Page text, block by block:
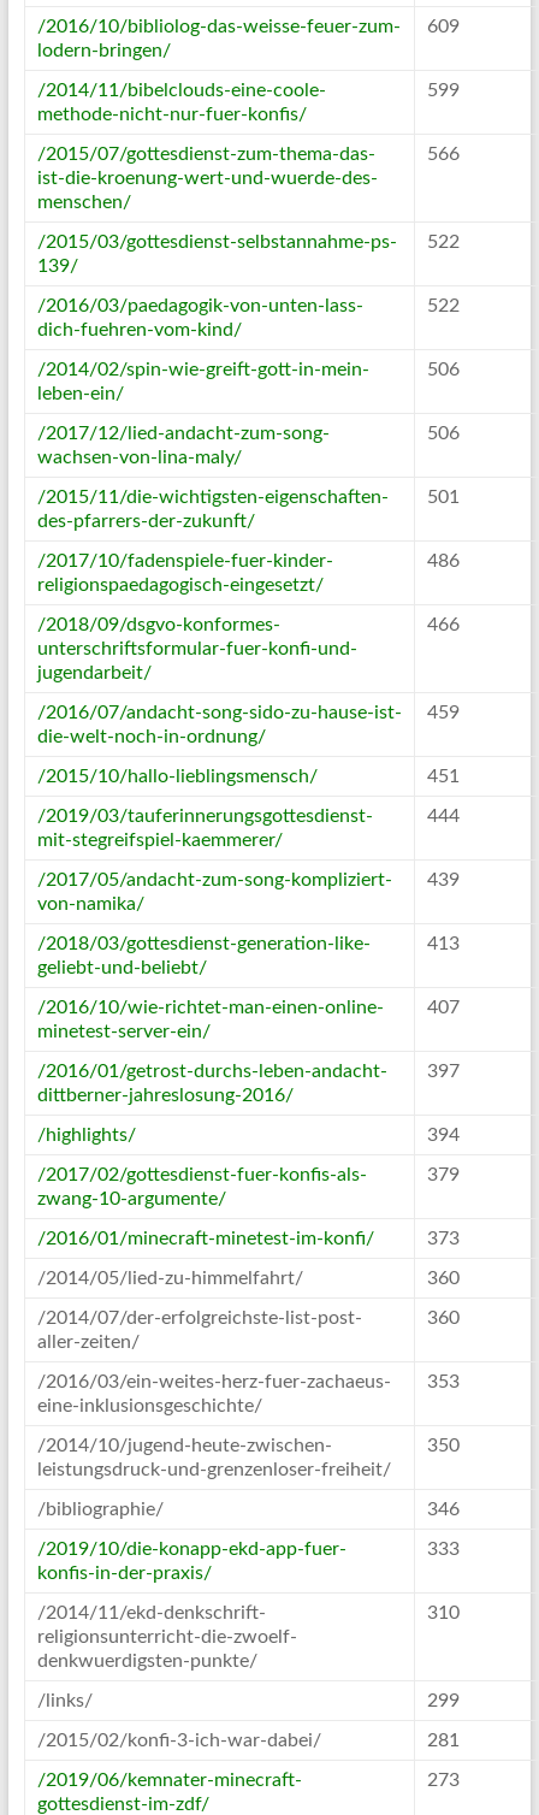
/2016/10/bibliolog-das-weisse-feuer-zum-
lodern-bringen/
609
/2014/11/bibelclouds-eine-coole-
methode-nicht-nur-fuer-konfis/
599
/2015/07/gottesdienst-zum-thema-das-
ist-die-kroenung-wert-und-wuerde-des-
menschen/
566
/2015/03/gottesdienst-selbstannahme-ps-
139/
522
/2016/03/paedagogik-von-unten-lass-
dich-fuehren-vom-kind/
522
/2014/02/spin-wie-greift-gott-in-mein-
leben-ein/
506
/2017/12/lied-andacht-zum-song-
wachsen-von-lina-maly/
506
/2015/11/die-wichtigsten-eigenschaften-
des-pfarrers-der-zukunft/
501
/2017/10/fadenspiele-fuer-kinder-
religionspaedagogisch-eingesetzt/
486
/2018/09/dsgvo-konformes-
unterschriftsformular-fuer-konfi-und-
jugendarbeit/
466
/2016/07/andacht-song-sido-zu-hause-ist-
die-welt-noch-in-ordnung/
459
/2015/10/hallo-lieblingsmensch/ 451
/2019/03/tauferinnerungsgottesdienst-
mit-stegreifspiel-kaemmerer/
444
/2017/05/andacht-zum-song-kompliziert-
von-namika/
439
/2018/03/gottesdienst-generation-like-
geliebt-und-beliebt/
413
/2016/10/wie-richtet-man-einen-online-
minetest-server-ein/
407
/2016/01/getrost-durchs-leben-andacht-
dittberner-jahreslosung-2016/
397
/highlights/ 394
/2017/02/gottesdienst-fuer-konfis-als-
zwang-10-argumente/
379
/2016/01/minecraft-minetest-im-konfi/ 373
/2014/05/lied-zu-himmelfahrt/ 360
/2014/07/der-erfolgreichste-list-post-
aller-zeiten/
360
/2016/03/ein-weites-herz-fuer-zachaeus-
eine-inklusionsgeschichte/
353
/2014/10/jugend-heute-zwischen-
leistungsdruck-und-grenzenloser-freiheit/
350
/bibliographie/ 346
/2019/10/die-konapp-ekd-app-fuer-
konfis-in-der-praxis/
333
/2014/11/ekd-denkschrift-
religionsunterricht-die-zwoelf-
denkwuerdigsten-punkte/
310
/links/ 299
/2015/02/konfi-3-ich-war-dabei/ 281
/2019/06/kemnater-minecraft-
gottesdienst-im-zdf/
273